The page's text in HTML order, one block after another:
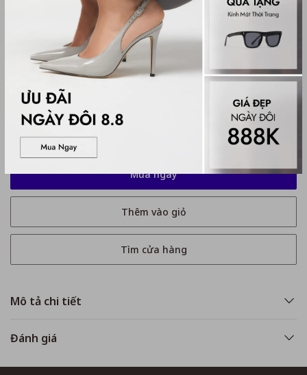
1,505,000₫ 2,150,000₫
WHITE
Kích thước
No Size
No Size
Mô tả chi tiết
Đánh giá
Mua ngay
Thêm vào giỏ
Tìm cửa hàng